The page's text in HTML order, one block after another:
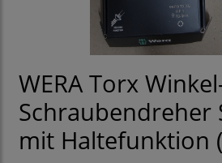
WERA Torx
Schraubendreher
mit Haltefunktion